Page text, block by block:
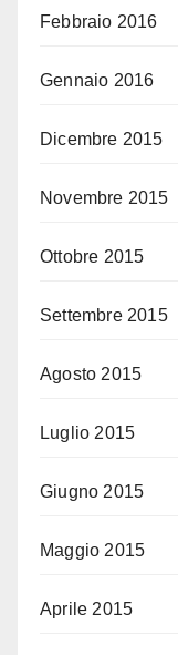
Febbraio 2016
Gennaio 2016
Dicembre 2015
Novembre 2015
Ottobre 2015
Settembre 2015
Agosto 2015
Luglio 2015
Giugno 2015
Maggio 2015
Aprile 2015